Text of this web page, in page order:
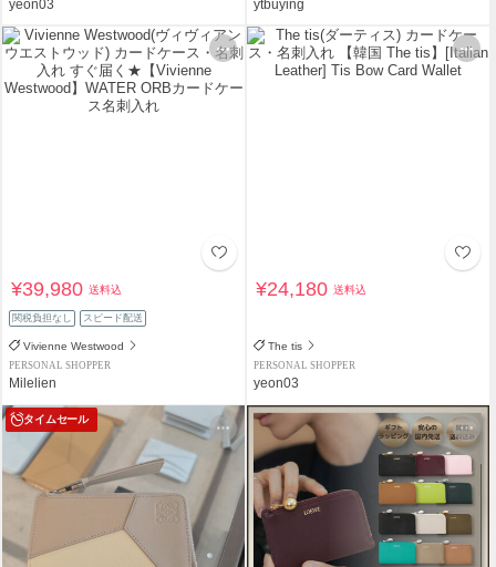
yeon03 ytbuying
¥39,980送料込
関税負担なし スピード配送
Vivienne Westwood
PERSONAL SHOPPER
Milelien
¥24,180送料込
The tis
PERSONAL SHOPPER
yeon03
タイムセール